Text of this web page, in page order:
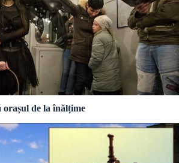
de la înălțime